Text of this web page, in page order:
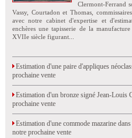
Clermont-Ferrand
Vassy, Courtadon et Thomas,
avec notre cabinet d'expertise et
enchères une tapisserie de la
XVIIe siècle figurant...
Estimation d'une paire d'appliques
prochaine vente
Estimation d'un bronze signé Jean-Louis
prochaine vente
Estimation d'une commode mazarine
notre prochaine vente